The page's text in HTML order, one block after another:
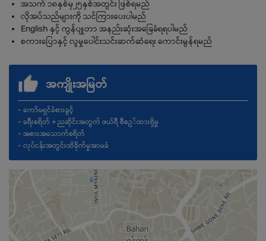
အသက် ၁၈နှစ်မှ၂၅နှစ်အတွင်း ဖြစ်ရမည်
လိုအပ်သည်များကို သင်ကြားပေးပါမည်
English နှင့် ကွန်ပျုတာ အနည်းဆုံးအခြေခံရရပါမည်
စကားပြောနှင့် လူမှုပေါင်းသင်းဆက်ဆံရေး ကောင်းမွန်ရမည်
အကျိုးအမြတ်
- ကော်မရှင်ခံစားခွင့်
- ခရီးစရိတ် + ညဆိုင်းအတွက် ဖယ်ရီ စီစဥ်ထားရှိမှု
- အစားအသောက်စရိတ်
- လုပ်ငန်းအတွင်းထိခိုက်မှုအာမခံ